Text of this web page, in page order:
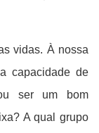
vidas. À nossa
capacidade de
ser um bom
A qual grupo